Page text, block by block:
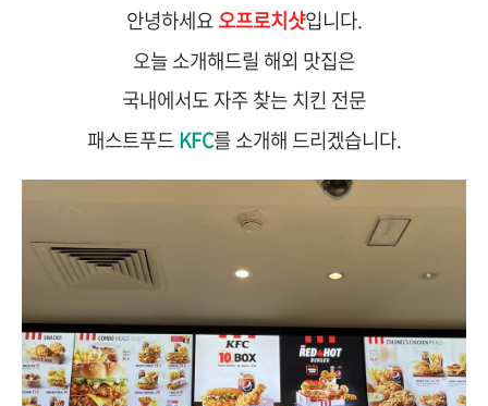
안녕하세요오프로치샷입니다.
오늘 소개해드릴 해외 맛집은
국내에서도 자주 찾는 치킨 전문
패스트푸드KFC를 소개해 드리겠습니다.